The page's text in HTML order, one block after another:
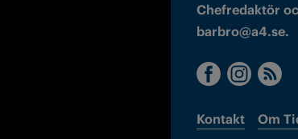
Chefredaktör
barbro@a4.se.
Kontakt Om